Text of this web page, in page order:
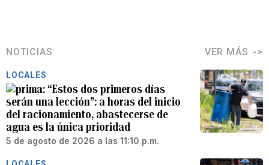
NOTICIAS VER MÁS
LOCALES
“Estos dos primeros días
serán una lección”: a horas del inicio
del racionamiento, abastecerse de
agua es la única prioridad
5 de agosto de 2026 a las 11:10 p.m.